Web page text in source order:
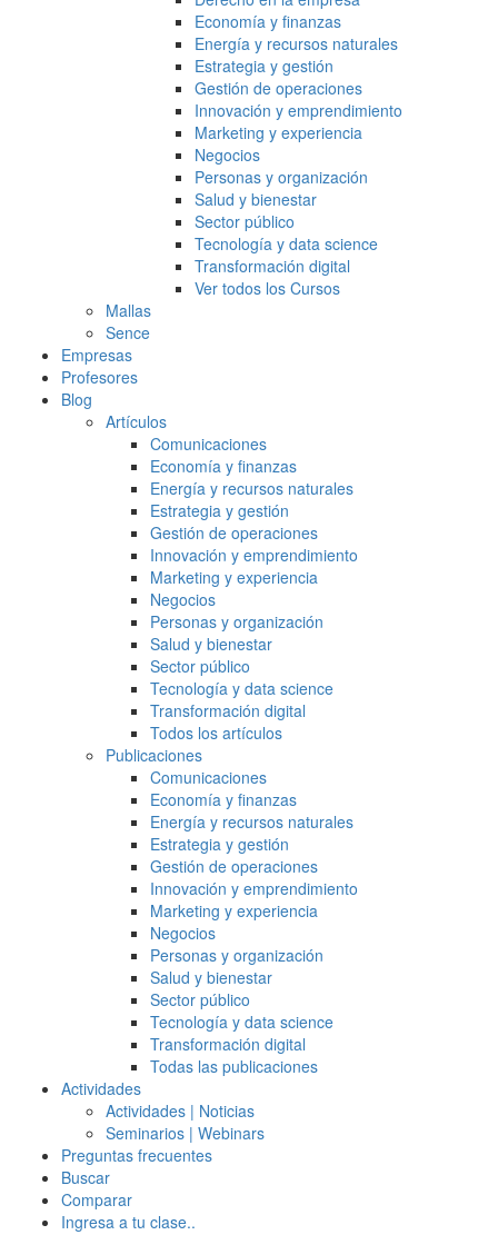
Economía y finanzas
Energía y recursos naturales
Estrategia y gestión
Gestión de operaciones
Innovación y emprendimiento
Marketing y experiencia
Negocios
Personas y organización
Salud y bienestar
Sector público
Tecnología y data science
Transformación digital
Ver todos los Cursos
Mallas
Sence
Empresas
Profesores
Blog
Artículos
Comunicaciones
Economía y finanzas
Energía y recursos naturales
Estrategia y gestión
Gestión de operaciones
Innovación y emprendimiento
Marketing y experiencia
Negocios
Personas y organización
Salud y bienestar
Sector público
Tecnología y data science
Transformación digital
Todos los artículos
Publicaciones
Comunicaciones
Economía y finanzas
Energía y recursos naturales
Estrategia y gestión
Gestión de operaciones
Innovación y emprendimiento
Marketing y experiencia
Negocios
Personas y organización
Salud y bienestar
Sector público
Tecnología y data science
Transformación digital
Todas las publicaciones
Actividades
Actividades | Noticias
Seminarios | Webinars
Preguntas frecuentes
Buscar
Comparar
Ingresa a tu clase..